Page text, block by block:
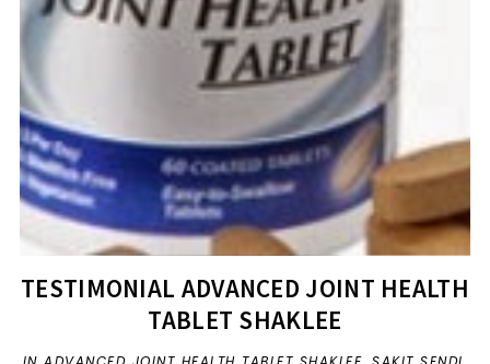
TESTIMONIAL ADVANCED JOINT HEALTH
TABLET SHAKLEE